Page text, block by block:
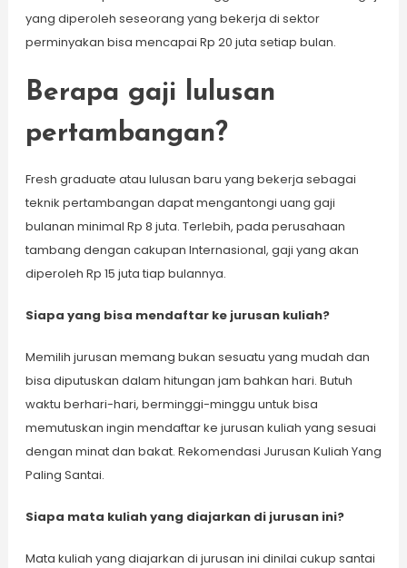
yang diperoleh seseorang yang bekerja di sektor
perminyakan bisa mencapai Rp 20 juta setiap bulan.
Berapa gaji lulusan
pertambangan?
Fresh graduate atau lulusan baru yang bekerja sebagai
teknik pertambangan dapat mengantongi uang gaji
bulanan minimal Rp 8 juta. Terlebih, pada perusahaan
tambang dengan cakupan Internasional, gaji yang akan
diperoleh Rp 15 juta tiap bulannya.
Siapa yang bisa mendaftar ke jurusan kuliah?
Memilih jurusan memang bukan sesuatu yang mudah dan
bisa diputuskan dalam hitungan jam bahkan hari. Butuh
waktu berhari-hari, berminggi-minggu untuk bisa
memutuskan ingin mendaftar ke jurusan kuliah yang sesuai
dengan minat dan bakat. Rekomendasi Jurusan Kuliah Yang
Paling Santai.
Siapa mata kuliah yang diajarkan di jurusan ini?
Mata kuliah yang diajarkan di jurusan ini dinilai cukup santai